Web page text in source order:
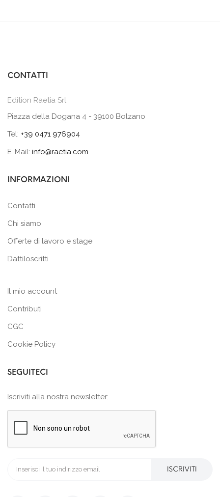
CONTATTI
Edition Raetia Srl
Piazza della Dogana 4 - 39100 Bolzano
Tel: +39 0471 976904
E-Mail: info@raetia.com
INFORMAZIONI
Contatti
Chi siamo
Offerte di lavoro e stage
Dattiloscritti
Il mio account
Contributi
CGC
Cookie Policy
SEGUITECI
Iscriviti alla nostra newsletter:
ISCRIVITI